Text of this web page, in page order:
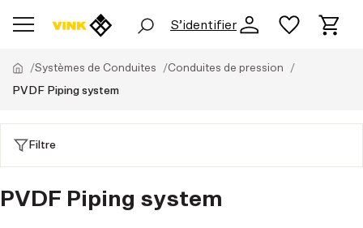
S’identifier
Systèmes de Conduites
Conduites de pression
PVDF Piping system
Filtre
PVDF Piping system